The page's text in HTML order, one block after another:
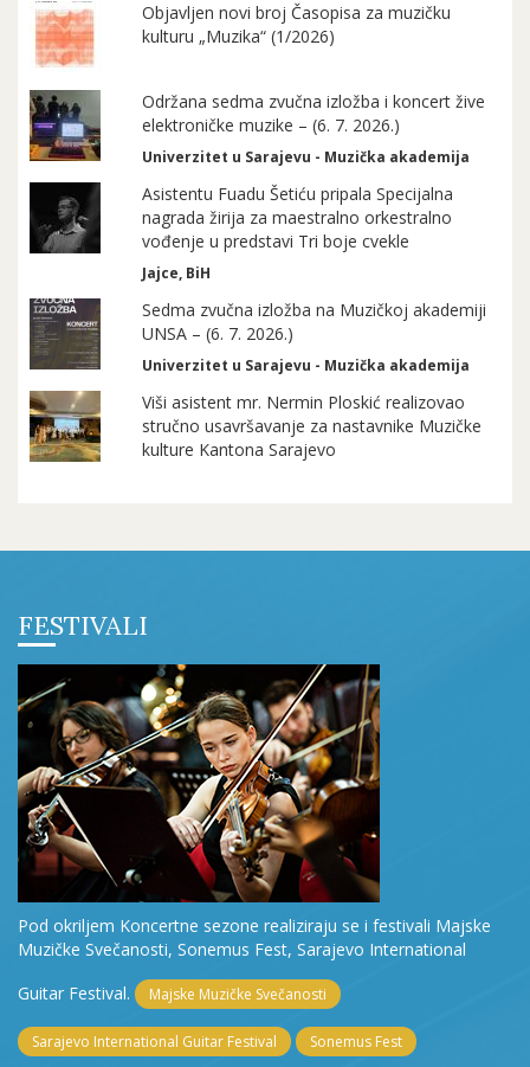
Objavljen novi broj Časopisa za muzičku
kulturu „Muzika“ (1/2026)
Održana sedma zvučna izložba i koncert žive
elektroničke muzike – (6. 7. 2026.)
Univerzitet u Sarajevu - Muzička akademija
Asistentu Fuadu Šetiću pripala Specijalna
nagrada žirija za maestralno orkestralno
vođenje u predstavi Tri boje cvekle
Jajce, BiH
Sedma zvučna izložba na Muzičkoj akademiji
UNSA – (6. 7. 2026.)
Univerzitet u Sarajevu - Muzička akademija
Viši asistent mr. Nermin Ploskić realizovao
stručno usavršavanje za nastavnike Muzičke
kulture Kantona Sarajevo
FESTIVALI
Pod okriljem Koncertne sezone realiziraju se i festivali Majske
Muzičke Svečanosti, Sonemus Fest, Sarajevo International
Guitar Festival.
Majske Muzičke Svečanosti
Sarajevo International Guitar Festival Sonemus Fest